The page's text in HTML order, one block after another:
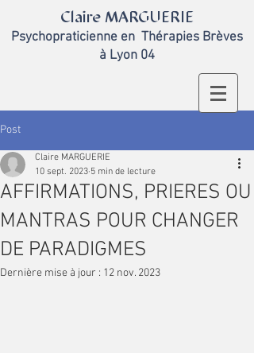
Claire MARGUERIE
Psychopraticienne en Thérapies Brèves
à Lyon 04
Post
AFFIRMATIONS, PRIERES OU
MANTRAS POUR CHANGER
DE PARADIGMES
Claire MARGUERIE
10 sept. 2023 5 min de lecture
Dernière mise à jour : 12 nov. 2023